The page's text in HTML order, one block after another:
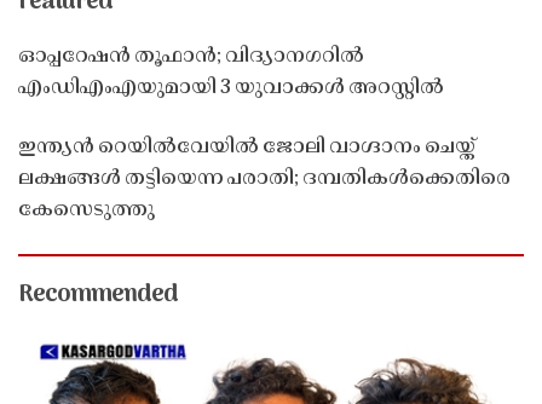
ഓപ്പറേഷൻ തൂഫാൻ; വിദ്യാനഗറിൽ
എംഡിഎംഎയുമായി 3 യുവാക്കൾ അറസ്റ്റിൽ
ഇന്ത്യൻ റെയിൽവേയിൽ ജോലി വാഗ്ദാനം ചെയ്ത്
ലക്ഷങ്ങൾ തട്ടിയെന്ന പരാതി; ദമ്പതികൾക്കെതിരെ
കേസെടുത്തു
Recommended